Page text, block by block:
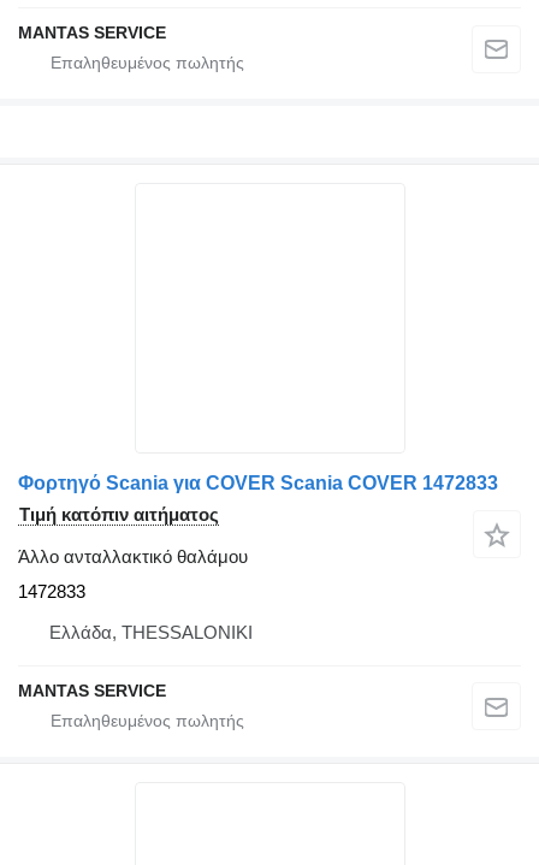
MANTAS SERVICE
Φορτηγό Scania για COVER Scania COVER 1472833
Τιμή κατόπιν αιτήματος
Άλλο ανταλλακτικό θαλάμου
1472833
Ελλάδα, THESSALONIKI
MANTAS SERVICE